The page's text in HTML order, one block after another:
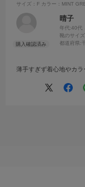
サイズ：F カラー：MINT
晴子
年代:40代
靴のサイ
都道府県:
薄手すぎず着心地やカラ